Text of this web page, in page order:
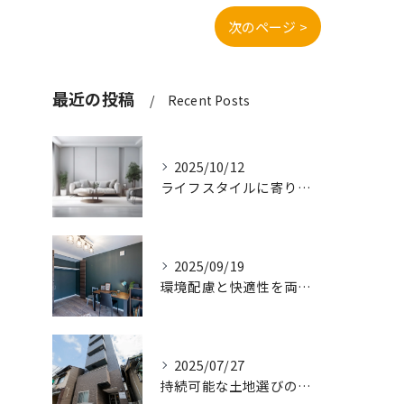
次のページ >
最近の投稿 Recent Posts
2025/10/12
ライフスタイルに寄り添う快適な新築一戸建て設計
2025/09/19
環境配慮と快適性を両立させた新築一戸建ての暮らし方
2025/07/27
持続可能な土地選びのポイント